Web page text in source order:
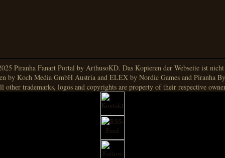
Piranha Fanart Portal by ArthusoKD. Das Kopieren der Webseite ist nicht
by Koch Media GmbH Austria and ELEX by Nordic Games and Piranha
other trademarks, logos and copyrights are property of their respective